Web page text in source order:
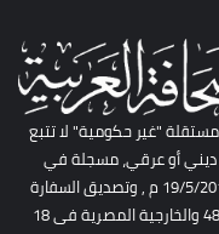
مستقلة "غير حكومية" لا تتبع
ديني أو عرقي، مسجلة في
المملكة المتحدة تحت رقم 9599569 بتاريخ 19/5/2015 م , وتصديق السفارة
المصرية بلندن فى 28 مايو 2015 تحت رقم 4808 والخارجية المصرية فى 18